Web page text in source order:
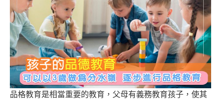
品格教育是相當重要的教育，父母有義務教育孩子，使其